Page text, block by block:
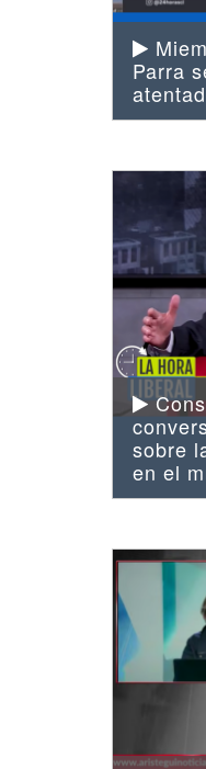
Parra
sobre
en el